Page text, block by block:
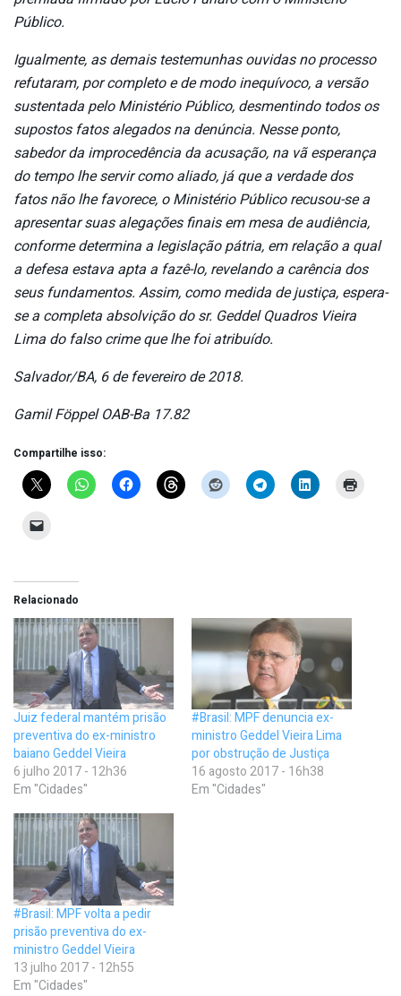
Público.
Igualmente, as demais testemunhas ouvidas no processo
refutaram, por completo e de modo inequívoco, a versão
sustentada pelo Ministério Público, desmentindo todos os
supostos fatos alegados na denúncia. Nesse ponto,
sabedor da improcedência da acusação, na vã esperança
do tempo lhe servir como aliado, já que a verdade dos
fatos não lhe favorece, o Ministério Público recusou-se a
apresentar suas alegações finais em mesa de audiência,
conforme determina a legislação pátria, em relação a qual
a defesa estava apta a fazê-lo, revelando a carência dos
seus fundamentos. Assim, como medida de justiça, espera-
se a completa absolvição do sr. Geddel Quadros Vieira
Lima do falso crime que lhe foi atribuído.
Salvador/BA, 6 de fevereiro de 2018.
Gamil Föppel OAB-Ba 17.82
Compartilhe isso:
Relacionado
Juiz federal mantém prisão
preventiva do ex-ministro
baiano Geddel Vieira
6 julho 2017 - 12h36
Em "Cidades"
#Brasil: MPF denuncia ex-
ministro Geddel Vieira Lima
por obstrução de Justiça
16 agosto 2017 - 16h38
Em "Cidades"
#Brasil: MPF volta a pedir
prisão preventiva do ex-
ministro Geddel Vieira
13 julho 2017 - 12h55
Em "Cidades"